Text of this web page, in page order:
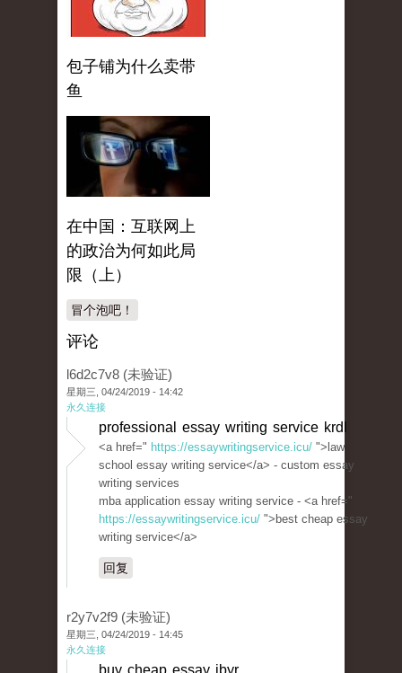
包子铺为什么卖带
鱼
在中国：互联网上
的政治为何如此局
限（上）
冒个泡吧！
评论
l6d2c7v8 (未验证)
星期三, 04/24/2019 - 14:42
永久连接
professional essay writing service krdl
<a href=" https://essaywritingservice.icu/ ">law
school essay writing service</a> - custom essay
writing services
mba application essay writing service - <a href="
https://essaywritingservice.icu/ ">best cheap essay
writing service</a>
回复
r2y7v2f9 (未验证)
星期三, 04/24/2019 - 14:45
永久连接